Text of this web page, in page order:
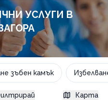
УСЛУГИ В
зъбен камък
Карта